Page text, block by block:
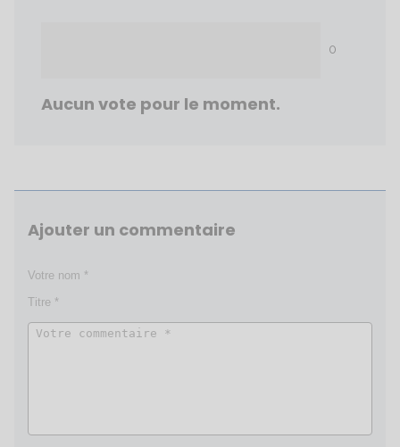
0
Aucun vote pour le moment.
Ajouter un commentaire